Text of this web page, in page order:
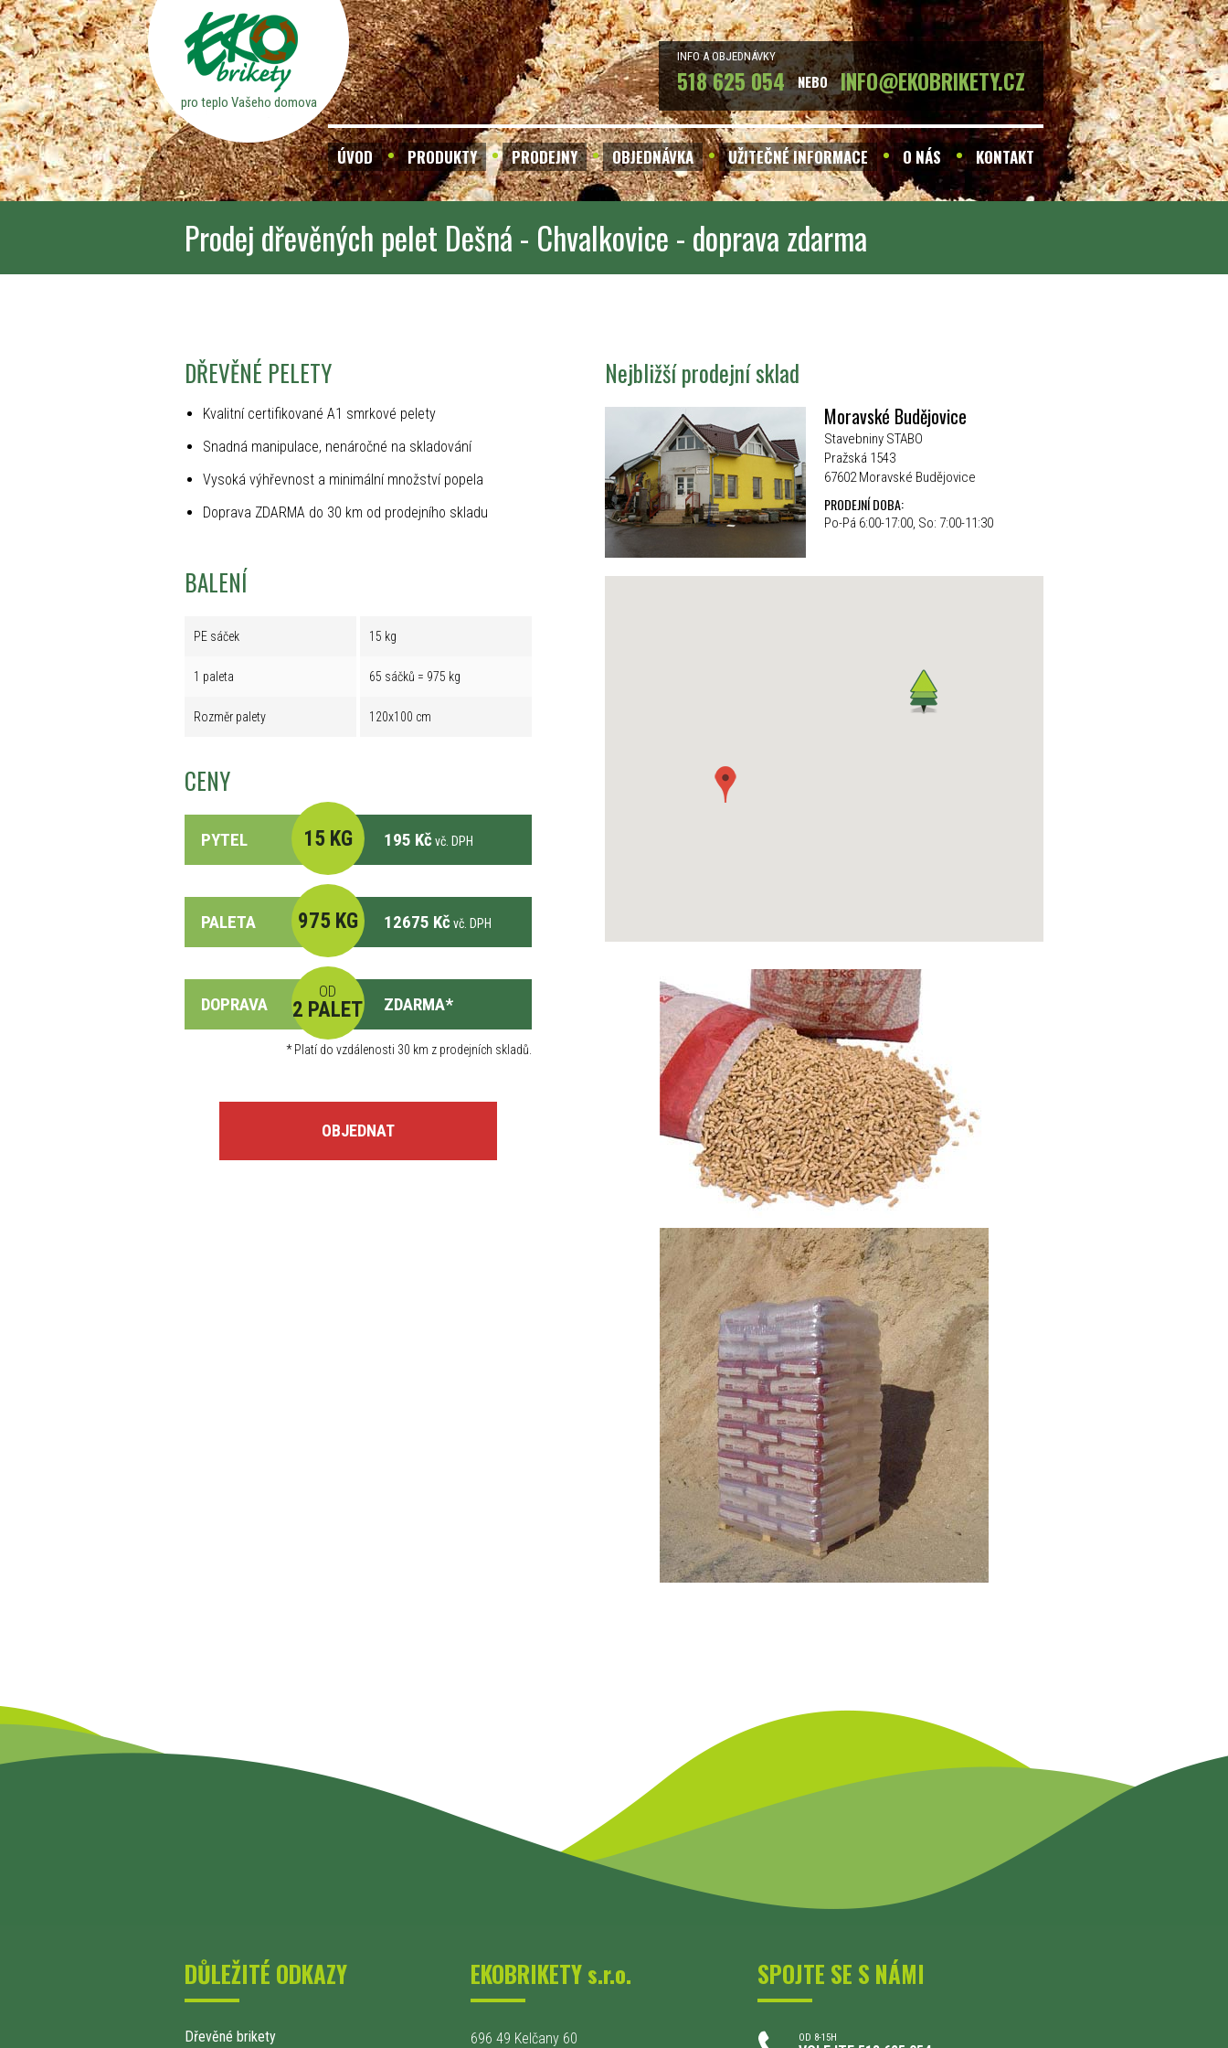
pro teplo Vašeho domova
INFO A OBJEDNÁVKY
518 625 054 NEBO INFO@EKOBRIKETY.CZ
ÚVOD PRODUKTY PRODEJNY OBJEDNÁVKA UŽITEČNÉ INFORMACE O NÁS KONTAKT
Prodej dřevěných pelet Dešná - Chvalkovice - doprava zdarma
DŘEVĚNÉ PELETY
Kvalitní certifikované A1 smrkové pelety
Snadná manipulace, nenáročné na skladování
Vysoká výhřevnost a minimální množství popela
Doprava ZDARMA do 30 km od prodejního skladu
BALENÍ
PE sáček 15 kg
1 paleta 65 sáčků = 975 kg
Rozměr palety 120x100 cm
CENY
PYTEL 15 KG 195 Kč vč. DPH
PALETA 975 KG 12675 Kč vč. DPH
DOPRAVA
OD
2 PALET ZDARMA*
*Platí do vzdálenosti 30 km z prodejních skladů.
OBJEDNAT
Nejbližší prodejní sklad
Moravské Budějovice
Stavebniny STABO
Pražská 1543
67602 Moravské Budějovice
PRODEJNÍ DOBA:
Po-Pá 6:00-17:00, So: 7:00-11:30
DŮLEŽITÉ ODKAZY
Dřevěné brikety
EKOBRIKETY s.r.o.
696 49 Kelčany 60
SPOJTE SE S NÁMI
OD 8-15H